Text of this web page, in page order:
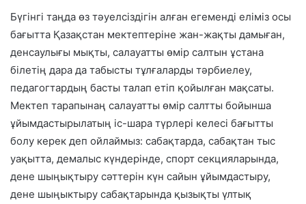
Бүгінгі таңда өз тәуелсіздігін алған егеменді еліміз осы
бағытта Қазақстан мектептеріне жан-жақты дамыған,
денсаулығы мықты, салауатты өмір салтын ұстана
білетің дара да табысты тұлғаларды тәрбиелеу,
педагогтардың басты талап етіп қойылған мақсаты.
Мектеп тарапынаң салауатты өмір салтты бойынша
ұйымдастырылатың іс-шара түрлері келесі бағытты
болу керек деп ойлаймыз: сабақтарда, сабақтан тыс
уақытта, демалыс күндерінде, спорт секцияларында,
дене шыңықтыру сәттерін күн сайын ұйымдастыру,
дене шыңыктыру сабақтарында қызықты үлтық